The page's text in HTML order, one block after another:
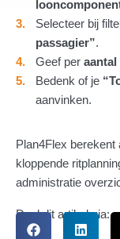
Selecteer bij
passagier”.
Geef per aantal
Bedenk of je
aanvinken.
Plan4Flex berekent
kloppende
administratie
Deel dit artikel via: